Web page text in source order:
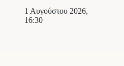
1 Αυγούστου 2026,
16:30